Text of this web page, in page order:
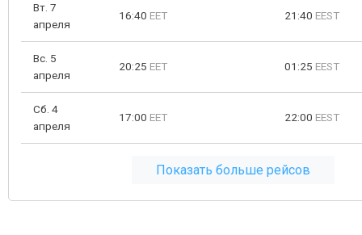
Вт. 7
апреля
16:40 EET 21:40 EEST
Вс. 5
апреля
20:25 EET 01:25 EEST
Сб. 4
апреля
17:00 EET 22:00 EEST
Показать больше рейсов